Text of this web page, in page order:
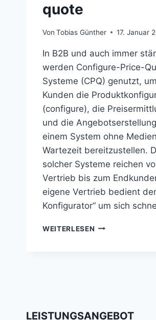
quote
Von Tobias Günther 17. Januar
In B2B und auch immer
werden Configure-Price-
Systeme (CPQ) genutzt,
Kunden die
(configure), die
und die
einem System ohne
Wartezeit bereitzustellen.
solcher Systeme reichen
Vertrieb bis zum
eigene Vertrieb bedient
Konfigurator“ um sich
WEITERLESEN CPQ
LEISTUNGSANGEBOT